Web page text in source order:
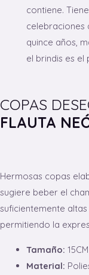
contiene.
celebraciones
quince años,
el brindis es el
COPAS
FLAUTA
Hermosas copas
sugiere beber el
suficientemente
permitiendo la
Tamaño:
Material: